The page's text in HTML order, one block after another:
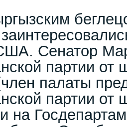
Сенатор
партии от
палаты
партии от
на